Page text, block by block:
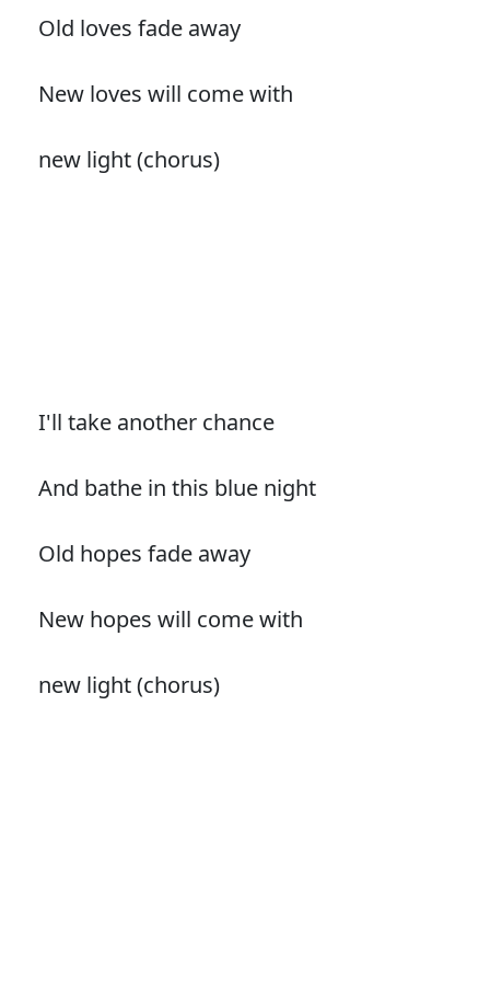
Old loves fade away
New loves will come with
new light (chorus)
I'll take another chance
And bathe in this blue night
Old hopes fade away
New hopes will come with
new light (chorus)